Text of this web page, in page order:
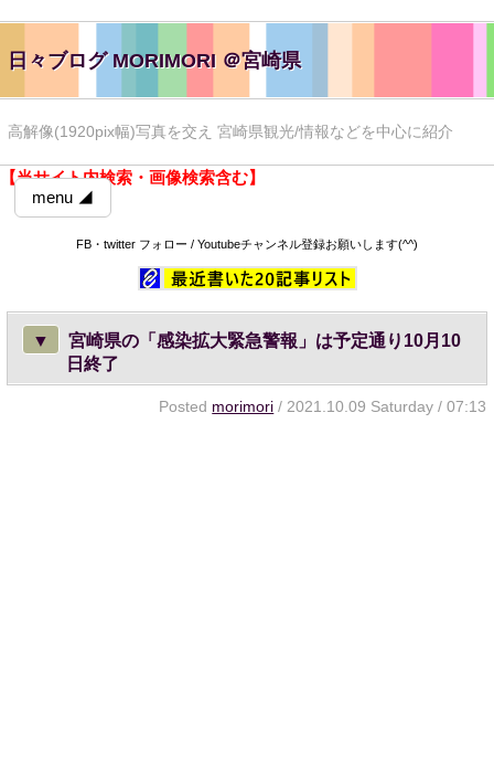
日々ブログ MORIMORI ＠宮崎県
高解像(1920pix幅)写真を交え 宮崎県観光/情報などを中心に紹介
【当サイト内検索・画像検索含む】
menu ◢
FB・twitter フォロー / Youtubeチャンネル登録お願いします(^^)
▼
宮崎県の「感染拡大緊急警報」は予定通り10月10
日終了
Posted morimori / 2021.10.09 Saturday / 07:13